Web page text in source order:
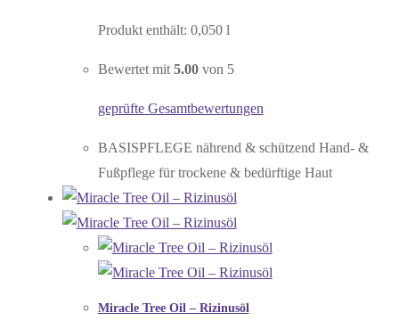
Produkt enthält: 0,050 l
Bewertet mit 5.00von 5
geprüfte Gesamtbewertungen
BASISPFLEGE nährend & schützend Hand- &
Fußpflege für trockene & bedürftige Haut
Miracle Tree Oil – Rizinusöl